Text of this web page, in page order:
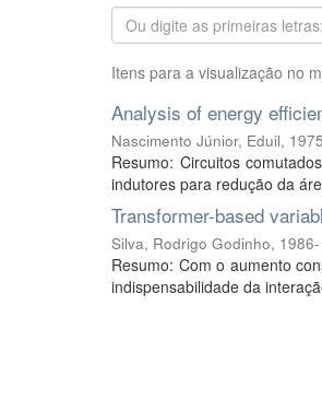
Itens para a visualização no
Analysis of energy
Nascimento Júnior, Eduil,
Resumo: Circuitos
indutores para redução da
Transformer-based
Silva, Rodrigo Godinho, 1986-
Resumo: Com o aumento
indispensabilidade da